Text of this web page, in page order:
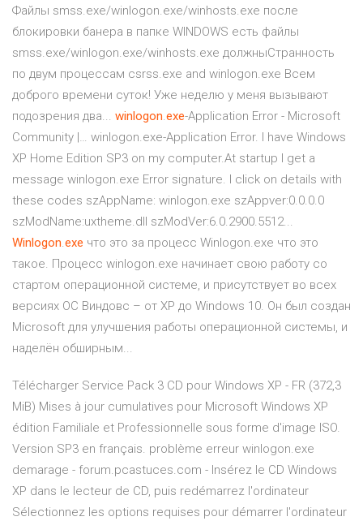
Файлы smss.exe/winlogon.exe/winhosts.exe после
блокировки банера в папке WINDOWS есть файлы
smss.exe/winlogon.exe/winhosts.exe должныСтранность
по двум процессам csrss.exe and winlogon.exe Всем
доброго времени суток! Уже неделю у меня вызывают
подозрения два... winlogon.exe-Application Error - Microsoft
Community |… winlogon.exe-Application Error. I have Windows
XP Home Edition SP3 on my computer.At startup I get a
message winlogon.exe Error signature. I click on details with
these codes szAppName: winlogon.exe szAppver:0.0.0.0
szModName:uxtheme.dll szModVer:6.0.2900.5512...
Winlogon.exe что это за процесс Winlogon.exe что это
такое. Процесс winlogon.exe начинает свою работу со
стартом операционной системе, и присутствует во всех
версиях ОС Виндовс – от XP до Windows 10. Он был создан
Microsoft для улучшения работы операционной системы, и
наделён обширным...
Télécharger Service Pack 3 CD pour Windows XP - FR (372,3
MiB) Mises à jour cumulatives pour Microsoft Windows XP
édition Familiale et Professionnelle sous forme d'image ISO.
Version SP3 en français. problème erreur winlogon.exe
demarage - forum.pcastuces.com - Insérez le CD Windows
XP dans le lecteur de CD, puis redémarrez l'ordinateur
Sélectionnez les options requises pour démarrer l'ordinateur